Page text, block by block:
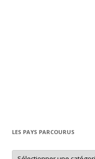
LES PAYS PARCOURUS
L